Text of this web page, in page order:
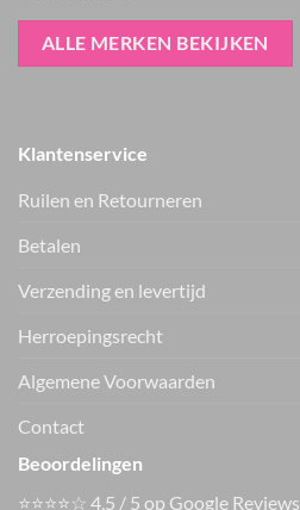
ALLE MERKEN BEKIJKEN
Klantenservice
Ruilen en Retourneren
Betalen
Verzending en levertijd
Herroepingsrecht
Algemene Voorwaarden
Contact
Beoordelingen
⭐⭐⭐⭐☆ 4,5 / 5 op Google Reviews